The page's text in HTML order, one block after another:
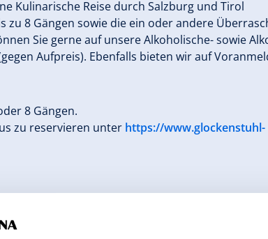
Kulinarische Reise durch Salzburg und Tirol
zu 8 Gängen sowie die ein oder andere
Sie gerne auf unsere Alkoholische- sowie
Aufpreis). Ebenfalls bieten wir auf
8 Gängen.
zu reservieren unter https://www.glockenstuhl-